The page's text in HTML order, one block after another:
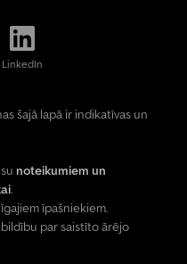
LinkedIn
šajā lapā ir indikatīvas un
noteikumiem un
.
īpašniekiem.
par saistīto ārējo